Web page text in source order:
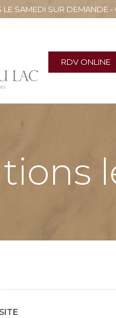
SAMEDI SUR DEMANDE -
RDV ONLINE